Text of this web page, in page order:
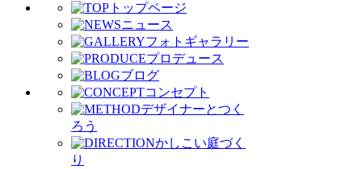
トップページ
ニュース
フォトギャラリー
プロデュース
ブログ
コンセプト
デザイナーとつく
ろう
かしこい庭づく
り